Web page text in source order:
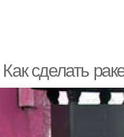
сделать